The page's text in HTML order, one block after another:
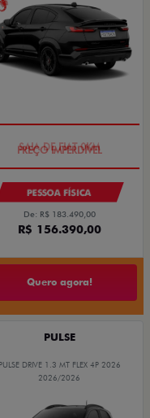
PESSOA FÍSICA
De: R$ 183.490,00
R$ 156.390,00
Quero agora!
PULSE
PULSE DRIVE 1.3 MT FLEX 4P 2026
2026/2026